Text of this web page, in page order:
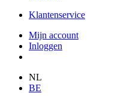
Klantenservice
Mijn account
Inloggen
NL
BE